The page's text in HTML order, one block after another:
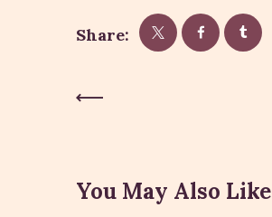
Share:
Post
You May Also Like